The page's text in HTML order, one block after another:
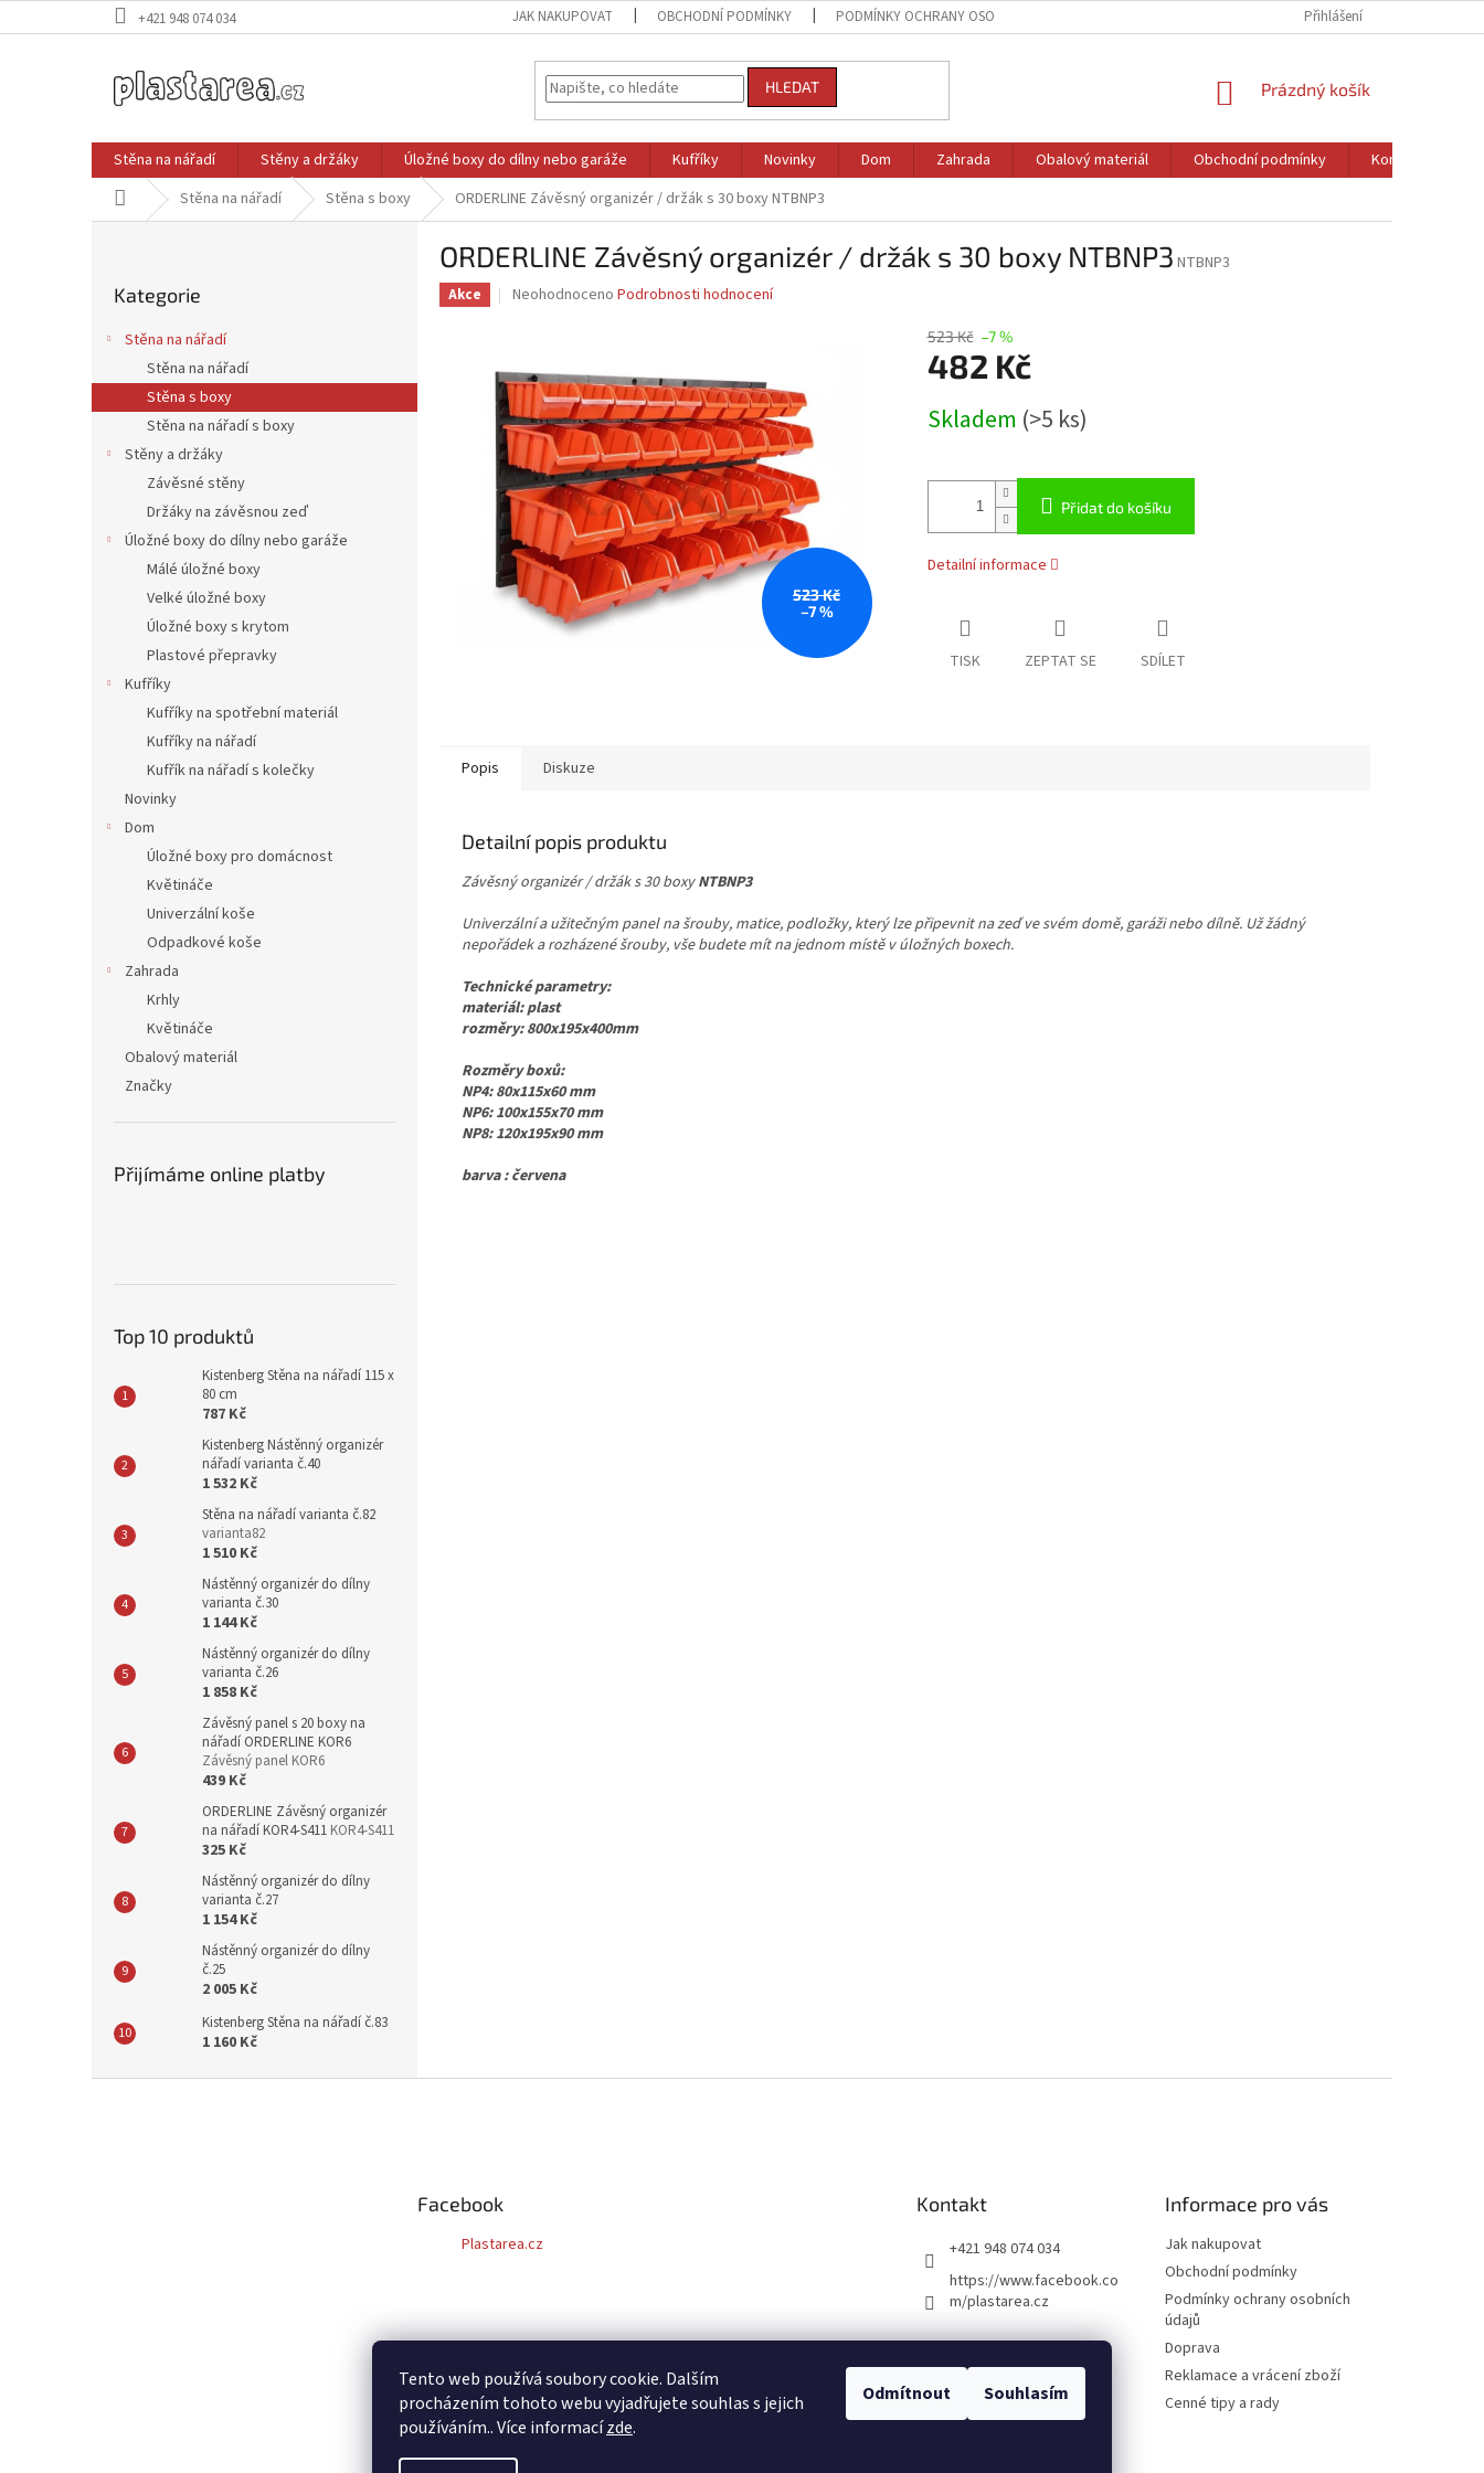
Tento web používá soubory cookie. Dalším
procházením tohoto webu vyjadřujete souhlas s jejich
používáním.. Více informacízde.
Odmítnout Souhlasím
na
+421 948 074 034 JAK NAKUPOVAT OBCHODNÍ PODMÍNKY PODMÍNKY OCHRANY OSOBNÍCH ÚDAJŮ REKLAMACE A VRÁCENÍ ZBOŽÍ
Přihlášení
HLEDAT
NÁKUPNÍ
Prázdný košík
Stěna na nářadí Stěny a držáky Úložné boxy do dílny nebo garáže Kufříky Novinky Dom Zahrada Obalový materiál Obchodní podmínky Kontakty
Domů Stěna na nářadí Stěna s boxy ORDERLINE Závěsný organizér / držák s 30 boxy NTBNP3
n
kategorie
Kategorie
Stěna na nářadí
Stěna na nářadí
Stěna s boxy
Stěna na nářadí s boxy
Stěny a držáky
Závěsné stěny
Držáky na závěsnou zeď
Úložné boxy do dílny nebo garáže
Málé úložné boxy
Velké úložné boxy
Úložné boxy s krytom
Plastové přepravky
Kufříky
Kufříky na spotřební materiál
Kufříky na nářadí
Kufřík na nářadí s kolečky
Novinky
Dom
Úložné boxy pro domácnost
Květináče
Univerzální koše
Odpadkové koše
Zahrada
Krhly
Květináče
Obalový materiál
Značky
Přijímáme online platby
Top 10 produktů
Kistenberg Stěna na nářadí 115 x
80 cm
787 Kč
Kistenberg Nástěnný organizér
nářadí varianta č.40
1 532 Kč
Stěna na nářadí varianta č.82
varianta82
1 510 Kč
Nástěnný organizér do dílny
varianta č.30
1 144 Kč
Nástěnný organizér do dílny
varianta č.26
1 858 Kč
Závěsný panel s 20 boxy na
nářadí ORDERLINE KOR6
Závěsný panel KOR6
439 Kč
ORDERLINE Závěsný organizér
na nářadí KOR4-S411 KOR4-S411
325 Kč
Nástěnný organizér do dílny
varianta č.27
1 154 Kč
Nástěnný organizér do dílny
č.25
2 005 Kč
Kistenberg Stěna na nářadí č.83
1 160 Kč
ORDERLINE Závěsný organizér / držák s 30 boxy NTBNP3 NTBNP3
Akce
Průměrné
0,0
5
hvězdiček.
Neohodnoceno Podrobnosti hodnocení
523 Kč
–7 %
523 Kč –7 %
482 Kč
cena:
Skladem (>5 ks)
Přidat do košíku
Detailní informace
TISK ZEPTAT SE SDÍLET
Popis Diskuze
Detailní popis produktu
Závěsný organizér / držák s 30 boxyNTBNP3
Univerzální a užitečným panel na šrouby, matice, podložky, který lze připevnit na zeď ve svém domě, garáži nebo dílně. Už žádný
nepořádek a rozházené šrouby, vše budete mít na jednom místě v úložných boxech.
Technické parametry:
materiál: plast
rozměry: 800x195x400mm
Rozměry boxů:
NP4: 80x115x60 mm
NP6: 100x155x70 mm
NP8: 120x195x90 mm
barva : červena
Facebook
Plastarea.cz
Kontakt
+421 948 074 034
https://www.facebook.co
m/plastarea.cz
Informace pro vás
Jak nakupovat
Obchodní podmínky
Podmínky ochrany osobních
údajů
Doprava
Reklamace a vrácení zboží
Cenné tipy a rady